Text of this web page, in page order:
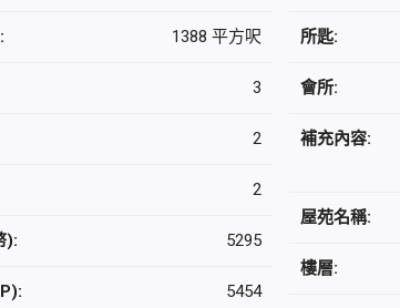
1388 平方呎
3
2
2
): 5295
5454
所匙:
會所:
補充內容:
屋苑名稱:
樓層: